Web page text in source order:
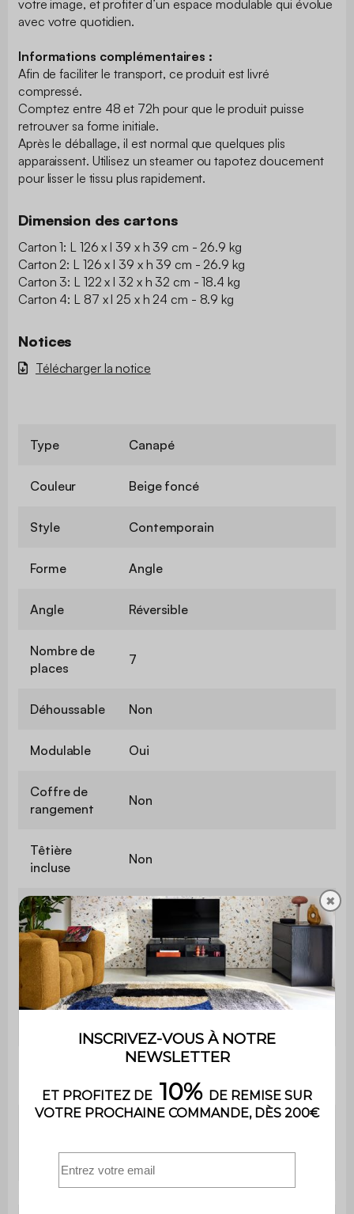
votre image, et profiter d’un espace modulable qui évolue
avec votre quotidien.
Informations complémentaires :
Afin de faciliter le transport, ce produit est livré
compressé.
Comptez entre 48 et 72h pour que le produit puisse
retrouver sa forme initiale.
Après le déballage, il est normal que quelques plis
apparaissent. Utilisez un steamer ou tapotez doucement
pour lisser le tissu plus rapidement.
Dimension des cartons
Carton 1: L 126 x l 39 x h 39 cm - 26.9 kg
Carton 2: L 126 x l 39 x h 39 cm - 26.9 kg
Carton 3: L 122 x l 32 x h 32 cm - 18.4 kg
Carton 4: L 87 x l 25 x h 24 cm - 8.9 kg
Notices
Télécharger la notice
Type Canapé
Couleur Beige foncé
Style Contemporain
Forme Angle
Angle Réversible
Nombre de
places
7
Déhoussable Non
Modulable Oui
Coffre de
rangement
Non
Têtière
incluse
Non
Contient du
bois
Non
Matière Velours côtelé
Matière de
✖